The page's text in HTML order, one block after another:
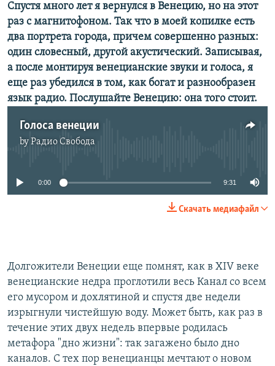
Спустя много лет я вернулся в Венецию, но на этот
раз с магнитофоном. Так что в моей копилке есть
два портрета города, причем совершенно разных:
один словесный, другой акустический. Записывая,
а после монтируя венецианские звуки и голоса, я
еще раз убедился в том, как богат и разнообразен
язык радио. Послушайте Венецию: она того стоит.
Голоса венеции
byРадио Свобода
No media source currently available
0:00 9:31
Скачать медиафайл
Долгожители Венеции еще помнят, как в XIV веке
венецианские недра проглотили весь Канал со всем
его мусором и дохлятиной и спустя две недели
изрыгнули чистейшую воду. Может быть, как раз в
течение этих двух недель впервые родилась
метафора "дно жизни": так загажено было дно
каналов. С тех пор венецианцы мечтают о новом